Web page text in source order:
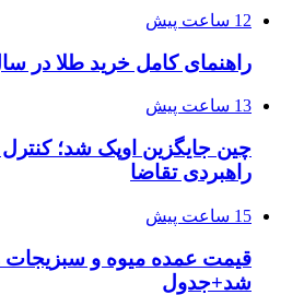
12 ساعت پیش
راهنمای کامل خرید طلا در سال
13 ساعت پیش
چین جایگزین اوپک شد؛ کنترل
راهبردی تقاضا
15 ساعت پیش
قیمت عمده میوه و سبزیجات
شد+جدول